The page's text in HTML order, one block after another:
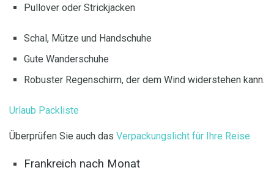
Pullover oder Strickjacken
Schal, Mütze und Handschuhe
Gute Wanderschuhe
Robuster Regenschirm, der dem Wind widerstehen kann.
Urlaub Packliste
Überprüfen Sie auch das Verpackungslicht für Ihre Reise
Frankreich nach Monat